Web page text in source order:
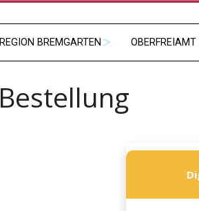
REGION BREMGARTEN OBERFREIAMT